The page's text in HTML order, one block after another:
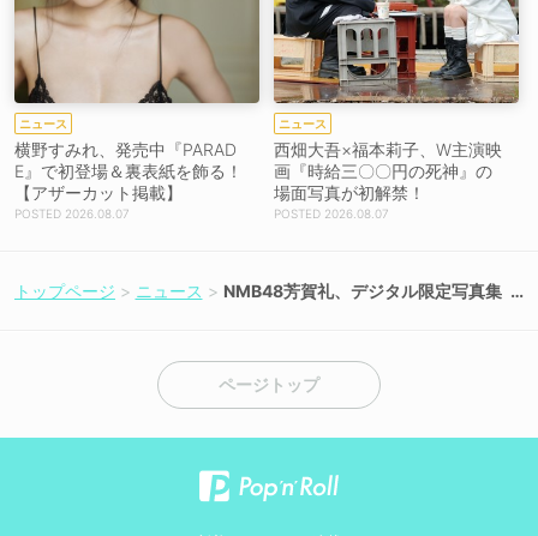
ニュース
横野すみれ、発売中『PARAD
E』で初登場＆裏表紙を飾る！
【アザーカット掲載】
2026.08.07
ニュース
西畑大吾×福本莉子、W主演映
画『時給三〇〇円の死神』の
場面写真が初解禁！
2026.08.07
トップページ ニュース
NMB48芳賀礼、デジタル限定写真集
ページトップ